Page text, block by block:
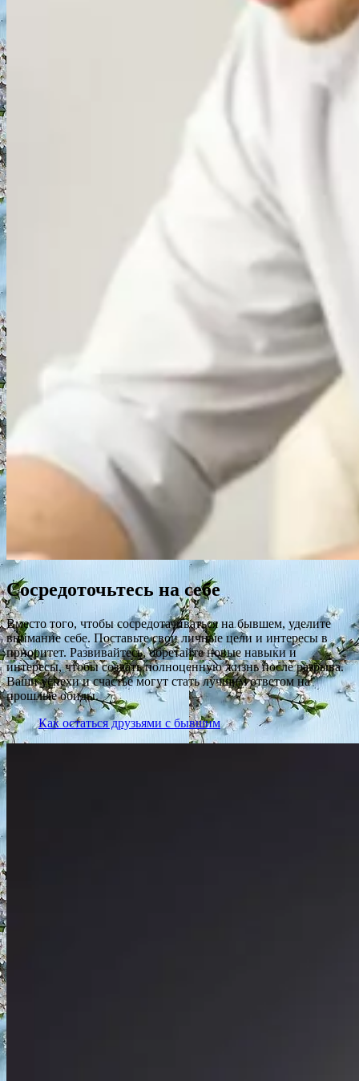
Сосредоточьтесь на себе
Вместо того, чтобы сосредотачиваться на бывшем, уделите
внимание себе. Поставьте свои личные цели и интересы в
приоритет. Развивайтесь, обретайте новые навыки и
интересы, чтобы создать полноценную жизнь после разрыва.
Ваши успехи и счастье могут стать лучшим ответом на
прошлые обиды.
Как остаться друзьями с бывшим